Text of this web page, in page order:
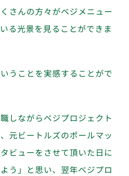
さんの方々がベジメニュー
る光景を見ることができま
うことを実感することがで
しながらベジプロジェクト
元ビートルズのポールマッ
ビューをさせて頂いた日に
う」と思い、翌年ベジプロ